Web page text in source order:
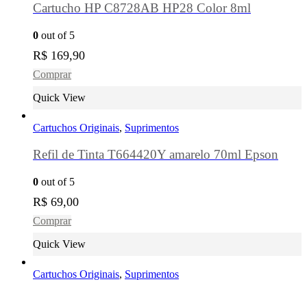
Cartucho HP C8728AB HP28 Color 8ml
0 out of 5
R$ 169,90
Comprar
Quick View
Cartuchos Originais, Suprimentos
Refil de Tinta T664420Y amarelo 70ml Epson
0 out of 5
R$ 69,00
Comprar
Quick View
Cartuchos Originais, Suprimentos